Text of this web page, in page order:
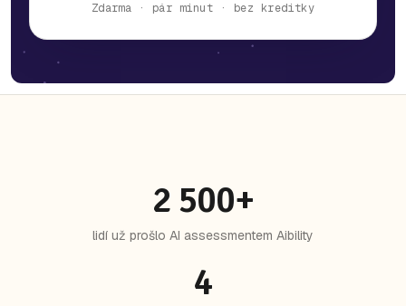
Zdarma · pár minut · bez kreditky
2 500+
lidí už prošlo AI assessmentem Aibility
4